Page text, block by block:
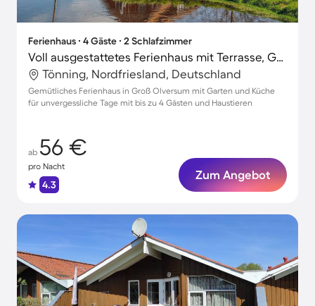
Ferienhaus ∙ 4 Gäste ∙ 2 Schlafzimmer
Voll ausgestattetes Ferienhaus mit Terrasse, Grill und Garten | Haustierfreundlich
Tönning, Nordfriesland, Deutschland
Gemütliches Ferienhaus in Groß Olversum mit Garten und Küche
für unvergessliche Tage mit bis zu 4 Gästen und Haustieren
ab 56 €
pro Nacht
4.3
Zum Angebot